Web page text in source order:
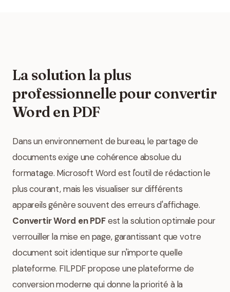
La solution la plus
professionnelle pour convertir
Word en PDF
Dans un environnement de bureau, le partage de
documents exige une cohérence absolue du
formatage. Microsoft Word est l'outil de rédaction le
plus courant, mais les visualiser sur différents
appareils génère souvent des erreurs d'affichage.
Convertir Word en PDFest la solution optimale pour
verrouiller la mise en page, garantissant que votre
document soit identique sur n'importe quelle
plateforme. FILPDF propose une plateforme de
conversion moderne qui donne la priorité à la